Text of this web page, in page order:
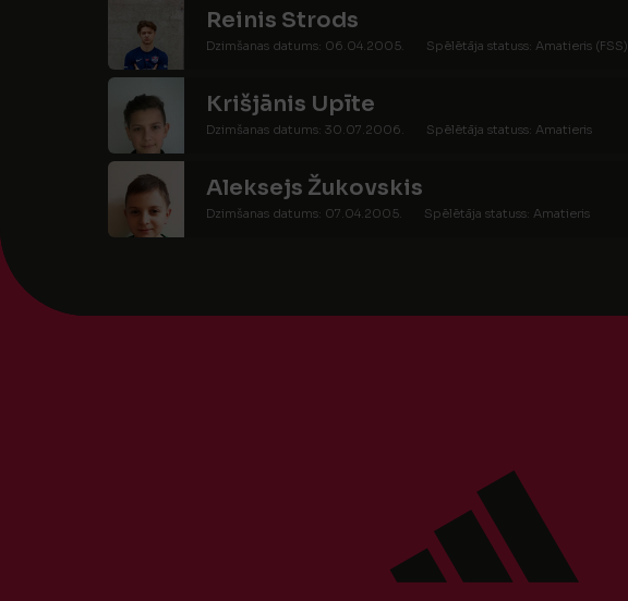
Reinis Strods
Dzimšanas datums: 06.04.2005. Spēlētāja statuss: Amatieris (FSS)
Krišjānis Upīte
Dzimšanas datums: 30.07.2006. Spēlētāja statuss: Amatieris
Aleksejs Žukovskis
Dzimšanas datums: 07.04.2005. Spēlētāja statuss: Amatieris